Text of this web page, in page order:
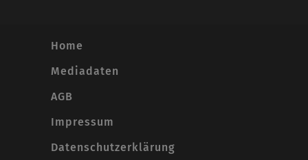
Home
Mediadaten
AGB
Impressum
Datenschutzerklärung